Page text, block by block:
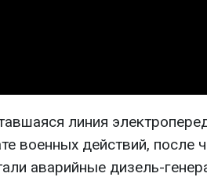
линия
военных действий, после
аварийные дизель-